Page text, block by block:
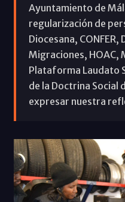
Ayuntamiento de
regularización de
Diocesana,
Migraciones, HOAC,
Plataforma Laudato
de la Doctrina Social
expresar nuestra